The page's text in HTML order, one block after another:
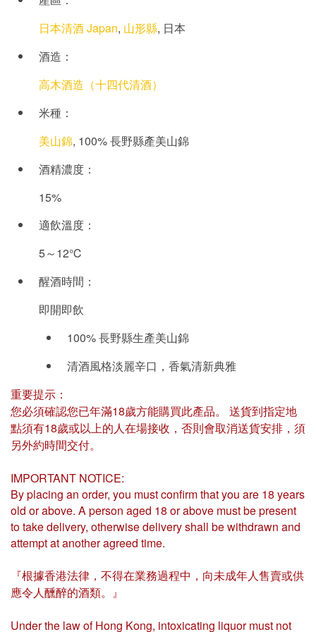
日本清酒 Japan, 山形縣, 日本
酒造：
高木酒造（十四代清酒）
米種：
美山錦, 100% 長野縣產美山錦
酒精濃度：
15%
適飲溫度：
5～12℃
醒酒時間：
即開即飲
100% 長野縣生產美山錦
清酒風格淡麗辛口，香氣清新典雅
重要提示：
您必須確認您已年滿18歲方能購買此產品。 送貨到指定地
點須有18歲或以上的人在場接收，否則會取消送貨安排，須
另外約時間交付。
IMPORTANT NOTICE:
By placing an order, you must confirm that you are 18 years
old or above. A person aged 18 or above must be present
to take delivery, otherwise delivery shall be withdrawn and
attempt at another agreed time.
『根據香港法律，不得在業務過程中，向未成年人售賣或供
應令人醺醉的酒類。』
Under the law of Hong Kong, intoxicating liquor must not